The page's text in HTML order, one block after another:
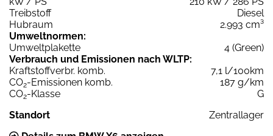
Treibstoff
Diesel
Hubraum
2.993 cm³
Umweltnormen:
Umweltplakette
4 (Green)
Verbrauch und Emissionen nach WLTP:
Kraftstoffverbr. komb.
7,1 l/100km
CO2-Emissionen komb.
187 g/km
CO2-Klasse
G
Standort
Zentrallager